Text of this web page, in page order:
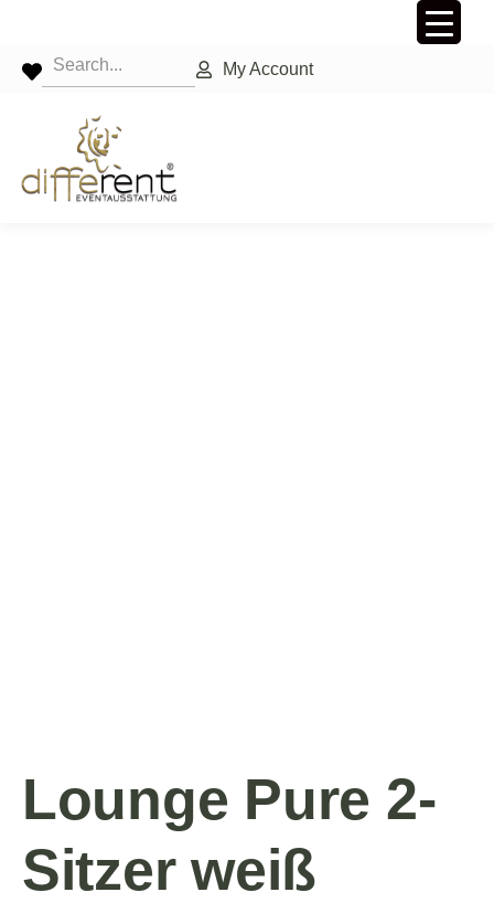
My Account
Lounge Pure 2-
Sitzer weiß